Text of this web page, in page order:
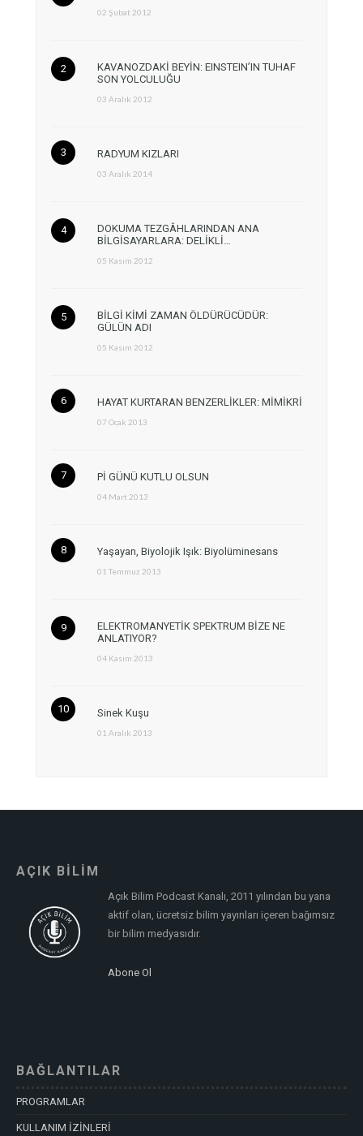
02 Şubat 2012
KAVANOZDAKİ BEYİN: EINSTEIN’IN TUHAF
SON YOLCULUĞU
03 Aralık 2012
RADYUM KIZLARI
03 Aralık 2014
DOKUMA TEZGÂHLARINDAN ANA
BİLGİSAYARLARA: DELİKLİ…
05 Kasım 2012
BİLGİ KİMİ ZAMAN ÖLDÜRÜCÜDÜR:
GÜLÜN ADI
05 Kasım 2012
HAYAT KURTARAN BENZERLİKLER: MİMİKRİ
07 Ocak 2013
Pİ GÜNÜ KUTLU OLSUN
04 Mart 2013
Yaşayan, Biyolojik Işık: Biyolüminesans
01 Temmuz 2013
ELEKTROMANYETİK SPEKTRUM BİZE NE
ANLATIYOR?
04 Kasım 2013
Sinek Kuşu
01 Aralık 2013
AÇIK BİLİM
Açık Bilim Podcast Kanalı, 2011 yılından bu yana
aktif olan, ücretsiz bilim yayınları içeren bağımsız
bir bilim medyasıdır.
Abone Ol
BAĞLANTILAR
PROGRAMLAR
KULLANIM İZİNLERİ